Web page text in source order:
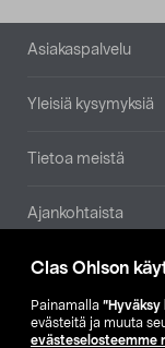
Clas Ohlson
Painamalla
evästeitä ja muuta
evästeselosteemme
Asiakaspalvelu
Yleisiä kysymyksiä
Tietoa meistä
Ajankohtaista
Muut yrityksemme